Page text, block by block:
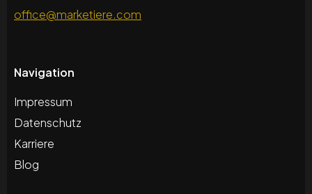
office@marketiere.com
Navigation
Impressum
Datenschutz
Karriere
Blog